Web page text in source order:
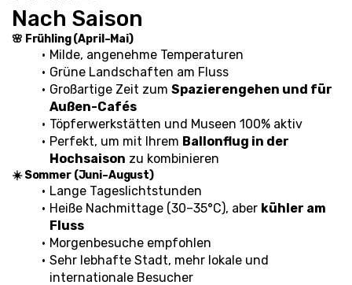
Nach Saison
🌸 Frühling (April–Mai)
Milde, angenehme Temperaturen
Grüne Landschaften am Fluss
Großartige Zeit zum Spazierengehen und für
Außen-Cafés
Töpferwerkstätten und Museen 100% aktiv
Perfekt, um mit Ihrem Ballonflug in der
Hochsaison zu kombinieren
☀️ Sommer (Juni–August)
Lange Tageslichtstunden
Heiße Nachmittage (30–35°C), aber kühler am
Fluss
Morgenbesuche empfohlen
Sehr lebhafte Stadt, mehr lokale und
internationale Besucher